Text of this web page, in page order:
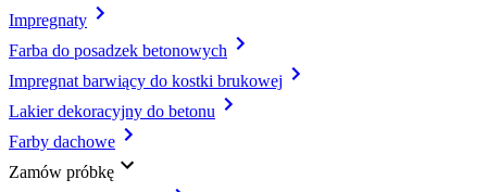
Impregnaty
Farba do posadzek betonowych
Impregnat barwiący do kostki brukowej
Lakier dekoracyjny do betonu
Farby dachowe
Zamów próbkę